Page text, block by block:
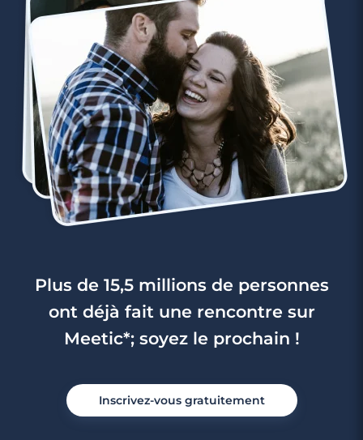
Plus de 15,5 millions de personnes
ont déjà fait une rencontre sur
Meetic*; soyez le prochain !
Inscrivez-vous gratuitement